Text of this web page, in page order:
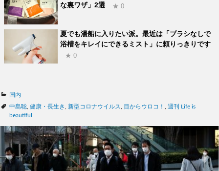
な裏ワザ」2選
★ 0
夏でも湯船に入りたい派。最近は「ブラシなしで
浴槽をキレイにできるミスト」に頼りっきりです
★ 0
カ
テ
ゴ
ー
国内
タ
グ
中島聡 健康・長生き 新型コロナウイルス 目からウロコ！
週刊 Life is
beautiful